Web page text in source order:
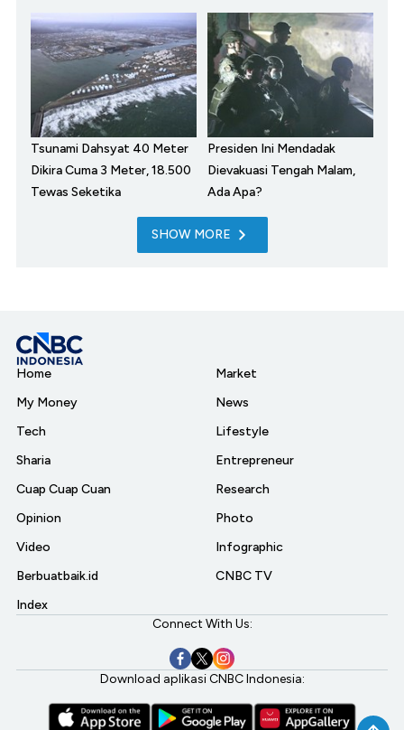
Tsunami Dahsyat 40 Meter
Dikira Cuma 3 Meter, 18.500
Tewas Seketika
Presiden Ini Mendadak
Dievakuasi Tengah Malam,
Ada Apa?
SHOW MORE
Home
My Money
Tech
Sharia
Cuap Cuap Cuan
Opinion
Video
Berbuatbaik.id
Index
Market
News
Lifestyle
Entrepreneur
Research
Photo
Infographic
CNBC TV
Connect With Us:
Download aplikasi CNBC Indonesia: